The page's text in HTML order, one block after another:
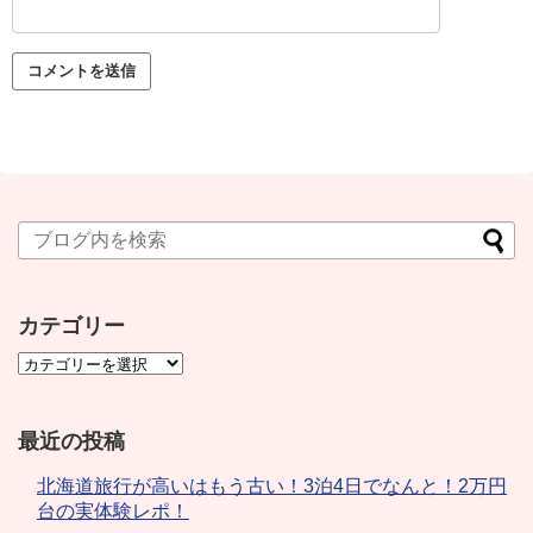
カテゴリー
最近の投稿
北海道旅行が高いはもう古い！3泊4日でなんと！2万円
台の実体験レポ！